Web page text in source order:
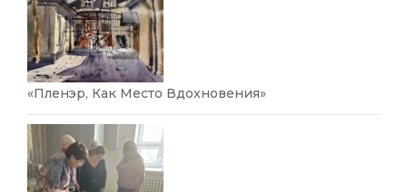
«Пленэр, Как Место Вдохновения»